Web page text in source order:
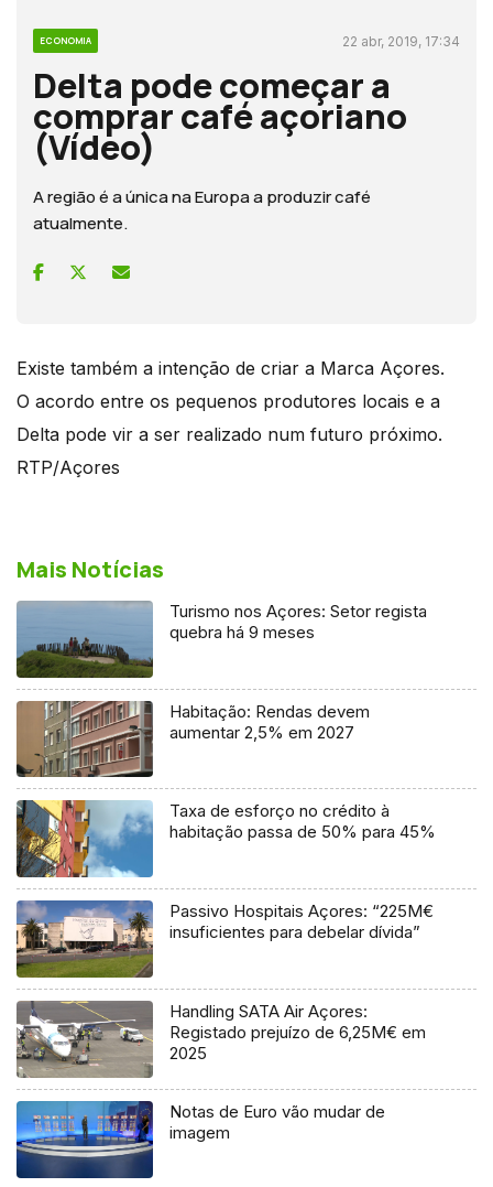
ECONOMIA 22 abr, 2019, 17:34
Delta pode começar a
comprar café açoriano
(Vídeo)
A região é a única na Europa a produzir café
atualmente.
Existe também a intenção de criar a Marca Açores.
O acordo entre os pequenos produtores locais e a
Delta pode vir a ser realizado num futuro próximo.
RTP/Açores
Mais Notícias
Turismo nos Açores: Setor regista
quebra há 9 meses
Habitação: Rendas devem
aumentar 2,5% em 2027
Taxa de esforço no crédito à
habitação passa de 50% para 45%
Passivo Hospitais Açores: “225M€
insuficientes para debelar dívida”
Handling SATA Air Açores:
Registado prejuízo de 6,25M€ em
2025
Notas de Euro vão mudar de
imagem